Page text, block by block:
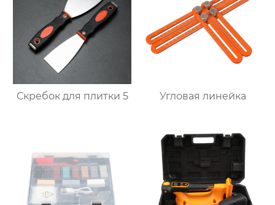
Скребок для плитки 5 Угловая линейка